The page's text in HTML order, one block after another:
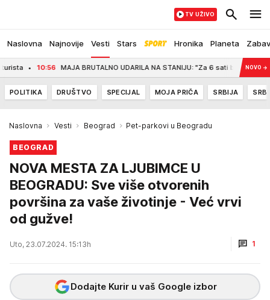
Naslovna Najnovije Vesti Stars Hronika Planeta
TV UŽIVO
10:56 MAJA BRUTALNO UDARILA NA STANIJU: "Za 6 sati bila u krevetu, a
NOVO →
POLITIKA DRUŠTVO SPECIJAL MOJA PRIČA SRBIJA
Naslovna Vesti Beograd Pet-parkovi u Beogradu
BEOGRAD
NOVA MESTA ZA LJUBIMCE U
BEOGRADU: Sve više otvorenih
površina za vaše životinje - Već vrvi
od gužve!
Uto, 23.07.2024. 15:13h 1
Dodajte Kurir u vaš Google izbor